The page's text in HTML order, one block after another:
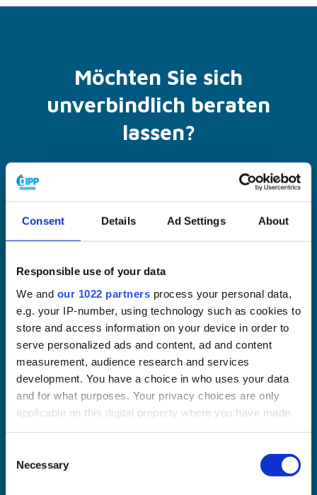
Consent Details Ad Settings About
Responsible use of your data
We and our 1022 partners process your personal data,
e.g. your IP-number, using technology such as cookies to
store and access information on your device in order to
serve personalized ads and content, ad and content
measurement, audience research and services
development. You have a choice in who uses your data
and for what purposes. Your privacy choices are only
applicable on this digital property where you have made
the Privacy trigger icon.
Necessary
Möchten Sie sich
unverbindlich beraten
lassen?
Hygiene-Lösungen sind zu 100 % darauf ausgerichtet,
Ihnen Sorgen abzunehmen und Ihr Unternehmen auf
Hochglanz zu bringen. Neugierig geworden?
Nehmen Sie jetzt Kontakt mit uns auf